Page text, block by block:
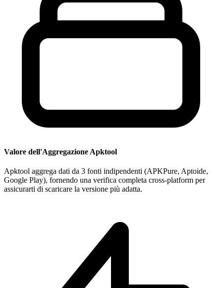
Valore dell'Aggregazione Apktool
Apktool aggrega dati da 3 fonti indipendenti (APKPure, Aptoide,
Google Play), fornendo una verifica completa cross-platform per
assicurarti di scaricare la versione più adatta.